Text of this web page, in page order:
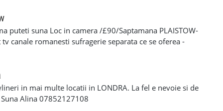
B valabil • Mijloc de transport propriu
oferă: • Salariu atractiv, în funcție de experiență și
Diurnă / plată transport • Suport tehnic continuu și
și cursuri de calificare • Mediu de lucru stabil cu
lucru suplimentar în weekend (opțional)
puteti suna Loc in camera /£90/Saptamana PLAISTOW-
canale romanesti sufragerie separata ce se oferea -
-fiecare camera beneficiaza de frigider separat -wi-fi
plata saptaminala , (nu se face cazare/plateste mai putin
in mai multe locatii in LONDRA. La fel e nevoie si de
Alina 07852127108